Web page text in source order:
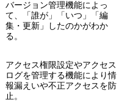
バージョン管理機能によっ
て、「誰が」「いつ」「編
集・更新」したのかがわか
る。
アクセス権限設定やアクセス
ログを管理する機能により情
報漏えいや不正アクセスを防
止。